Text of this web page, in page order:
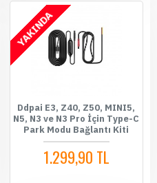
YAKINDA
Ddpai E3, Z40, Z50, MINI5,
N5, N3 ve N3 Pro İçin Type-C
Park Modu Bağlantı Kiti
1.299,90 TL